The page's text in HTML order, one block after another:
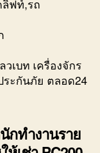
ลิฟท์,รถ
เบท เครื่องจักร
ระกันภัย ตลอด24
กทำงานราย